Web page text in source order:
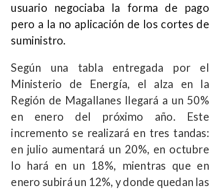
usuario negociaba la forma de pago
pero a la no aplicación de los cortes de
suministro.
Según una tabla entregada por el
Ministerio de Energía, el alza en la
Región de Magallanes llegará a un 50%
en enero del próximo año. Este
incremento se realizará en tres tandas:
en julio aumentará un 20%, en octubre
lo hará en un 18%, mientras que en
enero subirá un 12%, y donde quedan las